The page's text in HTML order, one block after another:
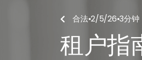
合法•2/5/26•3分钟
租户指